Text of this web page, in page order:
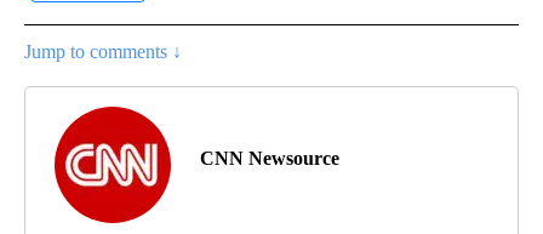
Jump to comments ↓
CNN Newsource